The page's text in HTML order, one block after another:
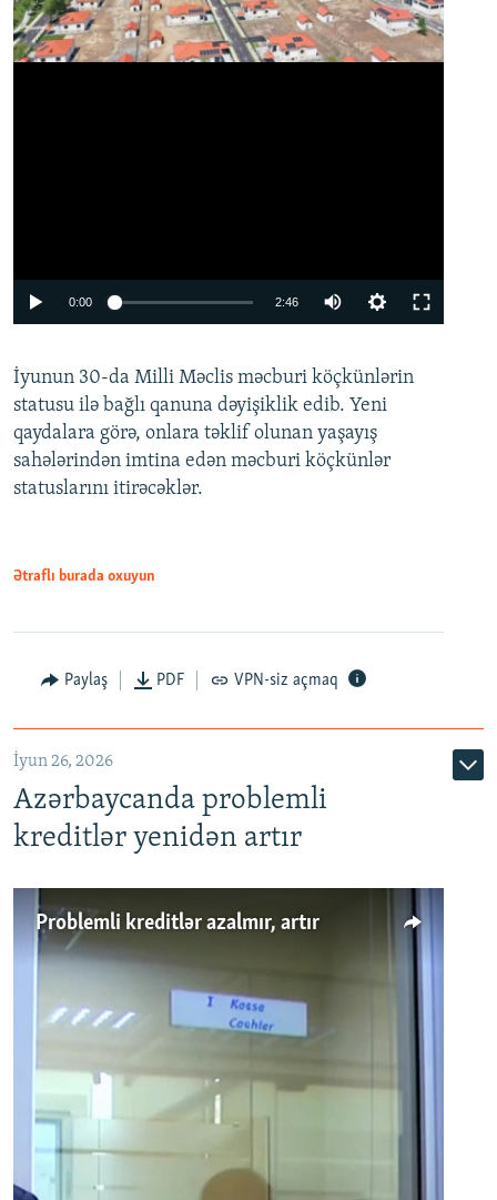
Auto 240p 360p 480p
720p 1080p
0:00 2:46
360p
480p
720p
İyunun 30-da Milli Məclis məcburi köçkünlərin
statusu ilə bağlı qanuna dəyişiklik edib. Yeni
qaydalara görə, onlara təklif olunan yaşayış
sahələrindən imtina edən məcburi köçkünlər
statuslarını itirəcəklər.
Ətraflı burada oxuyun
Paylaş PDF VPN-siz açmaq
İyun 26, 2026
Azərbaycanda problemli
kreditlər yenidən artır
Problemli kreditlər azalmır, artır